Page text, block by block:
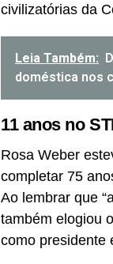
civilizatórias da
Leia Também:
doméstica nos
11 anos no
Rosa Weber
completar 75
Ao lembrar que
também elogiou
como presidente